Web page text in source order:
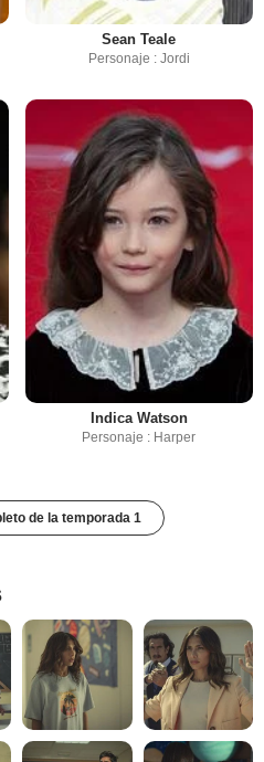
Sean Teale
Personaje : Jordi
Indica Watson
Personaje : Harper
de la temporada 1